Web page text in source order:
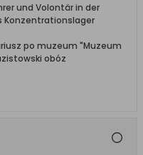
und Volontär in der
po muzeum "Muzeum
obóz